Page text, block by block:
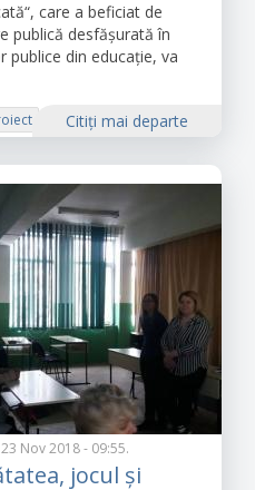
care a beficiat de
publică desfășurată în
publice din educație, va
Citiţi mai departe
Nov 2018 - 09:55.
jocul și